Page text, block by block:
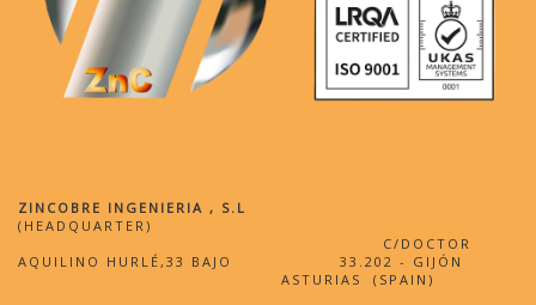
ZINCOBRE INGENIERIA , S.L
(HEADQUARTER)
C/DOCTOR
AQUILINO HURLÉ,33 BAJO 33.202 - GIJÓN
ASTURIAS (SPAIN)